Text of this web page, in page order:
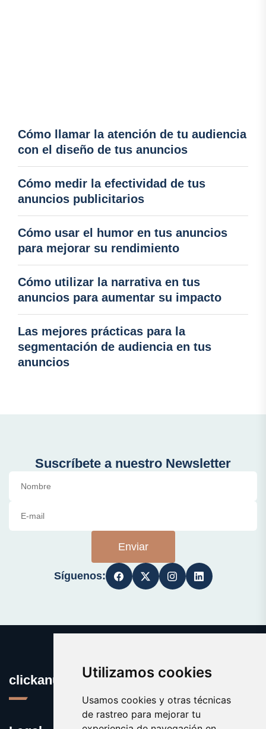
Utilizamos cookies
Usamos cookies y otras técnicas
de rastreo para mejorar tu
Cómo llamar la atención de tu audiencia
con el diseño de tus anuncios
Cómo medir la efectividad de tus
anuncios publicitarios
Cómo usar el humor en tus anuncios
para mejorar su rendimiento
Cómo utilizar la narrativa en tus
anuncios para aumentar su impacto
Las mejores prácticas para la
segmentación de audiencia en tus
anuncios
Suscríbete a nuestro Newsletter
Enviar
Síguenos:
clickanuncio.es